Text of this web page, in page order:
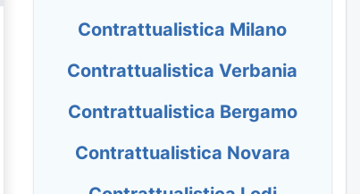
Contrattualistica Milano
Contrattualistica Verbania
Contrattualistica Bergamo
Contrattualistica Novara